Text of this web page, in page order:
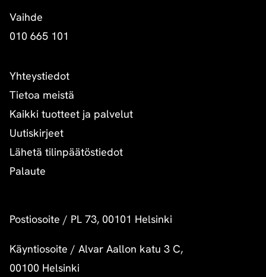
Vaihde
010 665 101
Yhteystiedot
Tietoa meistä
Kaikki tuotteet ja palvelut
Uutiskirjeet
Lähetä tilinpäätöstiedot
Palaute
Postiosoite / PL 73, 00101 Helsinki
Käyntiosoite / Alvar Aallon katu 3 C,
00100 Helsinki